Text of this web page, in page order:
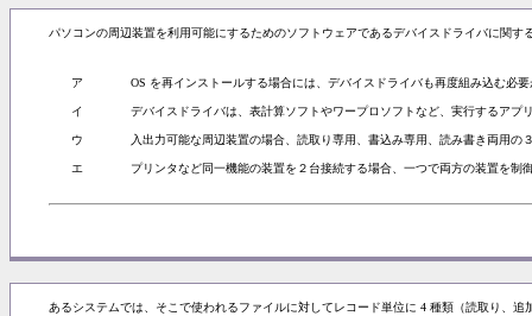
パソコンの周辺装置を利用可能にするためのソフトウェアであるデバイスドライバに関
ア OS を再インストールする場合には、デバイスドライバも再度組み込む必
イ デバイスドライバは、表計算ソフトやワープロソフトなど、実行するアプ
ウ 入出力可能な周辺装置の場合、読取り専用、書込み専用、読み書き両用の
エ プリンタなど同一機能の装置を２台接続する場合、一つで両方の装置を制
あるシステムでは、そこで使われるファイルに対してレコード単位に 4 種類（読取り、